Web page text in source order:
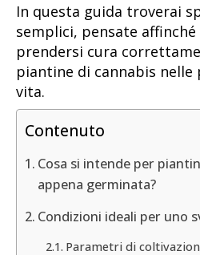
In questa guida troverai
semplici, pensate
prendersi cura
piantine di cannabis
vita.
Contenuto
Cosa si intende per
appena germinata?
Condizioni ideali per uno
Parametri di